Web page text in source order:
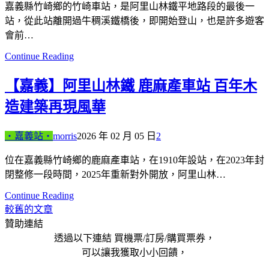
嘉義縣竹崎鄉的竹崎車站，是阿里山林鐵平地路段的最後一
站，從此站離開過牛稠溪鐵橋後，即開始登山，也是許多遊客
會前…
Continue Reading
【嘉義】阿里山林鐵 鹿麻產車站 百年木
造建築再現風華
‧嘉義站‧ morris2026 年 02 月 05 日 2
位在嘉義縣竹崎鄉的鹿麻產車站，在1910年設站，在2023年封
閉整修一段時間，2025年重新對外開放，阿里山林…
Continue Reading
文
章
較舊的文章
贊助連結
透過以下連結 買機票/訂房/購買票券，
可以讓我獲取小小回饋，